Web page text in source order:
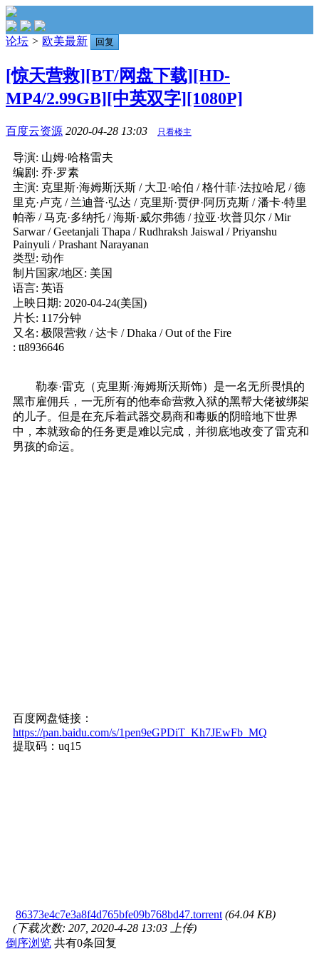
论坛 > 欧美最新 回复
[惊天营救][BT/网盘下载][HD-
MP4/2.99GB][中英双字][1080P]
百度云资源 2020-04-28 13:03 只看楼主
导演: 山姆·哈格雷夫
编剧: 乔·罗素
主演: 克里斯·海姆斯沃斯 / 大卫·哈伯 / 格什菲·法拉哈尼 / 德
里克·卢克 / 兰迪普·弘达 / 克里斯·贾伊·阿历克斯 / 潘卡·特里
帕蒂 / 马克·多纳托 / 海斯·威尔弗德 / 拉亚·坎普贝尔 / Mir
Sarwar / Geetanjali Thapa / Rudhraksh Jaiswal / Priyanshu
Painyuli / Prashant Narayanan
类型: 动作
制片国家/地区: 美国
语言: 英语
上映日期: 2020-04-24(美国)
片长: 117分钟
又名: 极限营救 / 达卡 / Dhaka / Out of the Fire
: tt8936646
勒泰·雷克（克里斯·海姆斯沃斯饰）是一名无所畏惧的
黑市雇佣兵，一无所有的他奉命营救入狱的黑帮大佬被绑架
的儿子。但是在充斥着武器交易商和毒贩的阴暗地下世界
中，本就致命的任务更是难以完成，并彻底地改变了雷克和
男孩的命运。
百度网盘链接：
https://pan.baidu.com/s/1pen9eGPDiT_Kh7JEwFb_MQ
提取码：uq15
86373e4c7e3a8f4d765bfe09b768bd47.torrent (64.04 KB)
(下载次数: 207, 2020-4-28 13:03 上传)
倒序浏览 共有0条回复